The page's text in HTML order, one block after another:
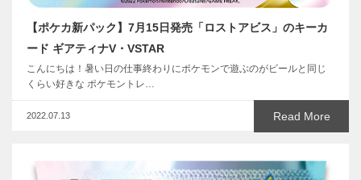
【ポケカ新パック】7月15日発売「ロストアビス」のキーカ
ード ギアティナV・VSTAR
こんにちは！暑い日の仕事終わりにポケモンで遊ぶのがビールと同じ
くらい好きな ポケモントレ…
Read More
2022.07.13